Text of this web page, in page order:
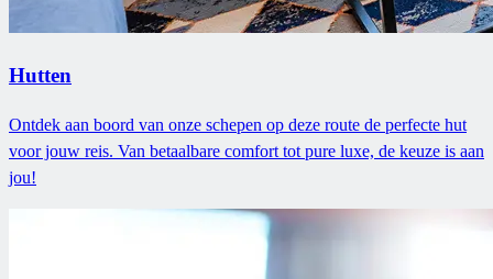
Hutten
Ontdek aan boord van onze schepen op deze route de perfecte hut
voor jouw reis. Van betaalbare comfort tot pure luxe, de keuze is aan
jou!